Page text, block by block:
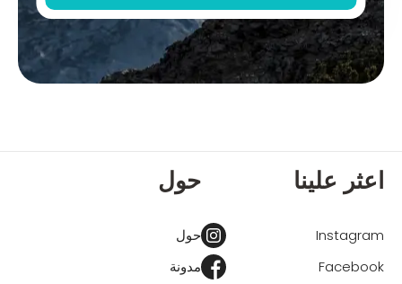
اعثر علينا
Instagram
Facebook
حول
حول
مدونة